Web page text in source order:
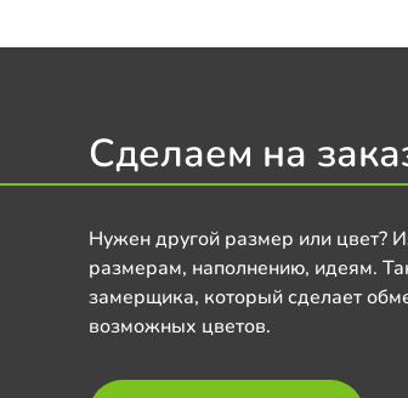
Сделаем на
Нужен другой размер или цвет?
размерам, наполнению, идеям.
замерщика, который сделает
возможных цветов.